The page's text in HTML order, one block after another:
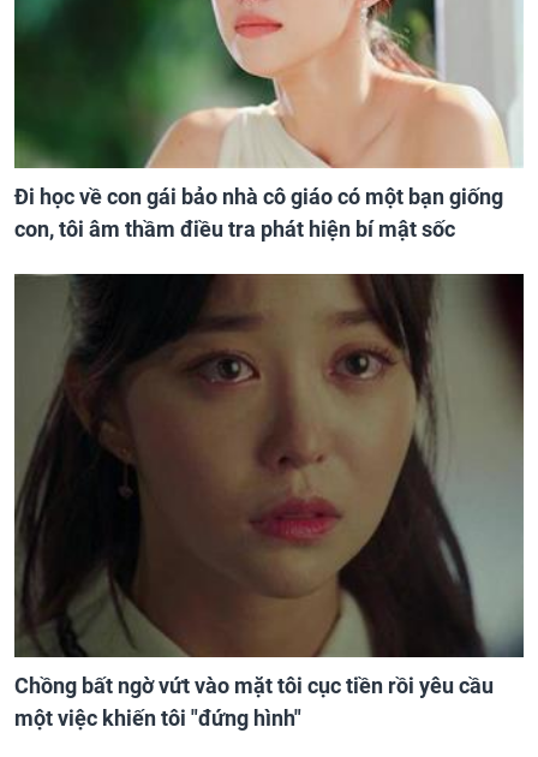
Đi học về con gái bảo nhà cô giáo có một bạn giống
con, tôi âm thầm điều tra phát hiện bí mật sốc
Chồng bất ngờ vứt vào mặt tôi cục tiền rồi yêu cầu
một việc khiến tôi "đứng hình"